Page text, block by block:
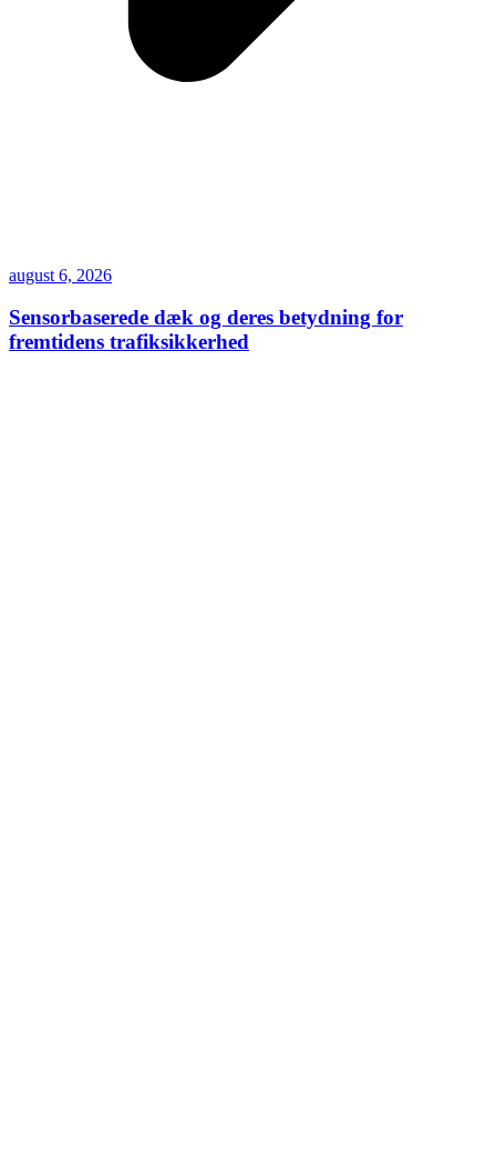
august 6, 2026
Sensorbaserede dæk og deres betydning for
fremtidens trafiksikkerhed